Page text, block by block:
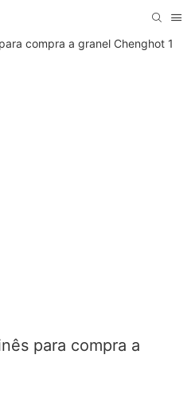
para compra a